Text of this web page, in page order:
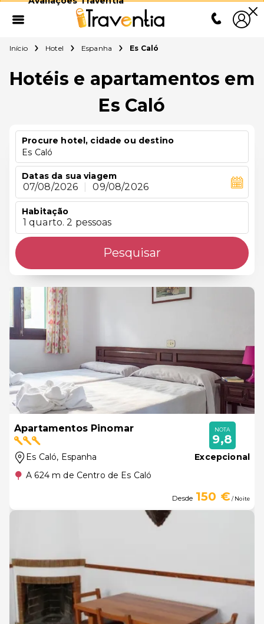
Início Hotel Espanha Es Caló
Hotéis e apartamentos em
Es Caló
Procure hotel, cidade ou destino
Es Caló
Datas da sua viagem
07/08/2026 09/08/2026
Habitação
1 quarto. 2 pessoas
Pesquisar
Apartamentos Pinomar
Es Caló, Espanha
A 624 m de Centro de Es Caló
NOTA
9,8
Excepcional
Desde 150 €/ Noite